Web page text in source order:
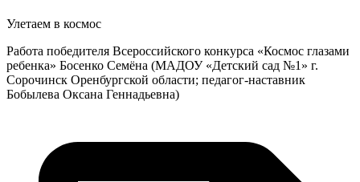
Улетаем в космос
Работа победителя Всероссийского конкурса «Космос глазами
ребенка» Босенко Семёна (МАДОУ «Детский сад №1» г.
Сорочинск Оренбургской области; педагог-наставник
Бобылева Оксана Геннадьевна)